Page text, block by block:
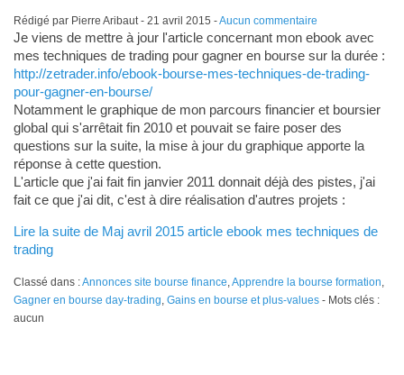
Rédigé par Pierre Aribaut - 21 avril 2015 -Aucun commentaire
Je viens de mettre à jour l'article concernant mon ebook avec
mes techniques de trading pour gagner en bourse sur la durée :
http://zetrader.info/ebook-bourse-mes-techniques-de-trading-
pour-gagner-en-bourse/
Notamment le graphique de mon parcours financier et boursier
global qui s'arrêtait fin 2010 et pouvait se faire poser des
questions sur la suite, la mise à jour du graphique apporte la
réponse à cette question.
L'article que j'ai fait fin janvier 2011 donnait déjà des pistes, j'ai
fait ce que j'ai dit, c'est à dire réalisation d'autres projets :
Lire la suite de Maj avril 2015 article ebook mes techniques de
trading
Classé dans :Annonces site bourse finance Apprendre la bourse formation
Gagner en bourse day-trading Gains en bourse et plus-values- Mots clés :
aucun